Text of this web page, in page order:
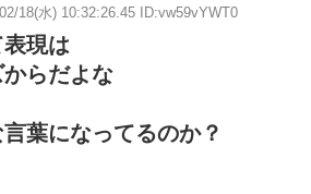
18(水) 10:32:26.45 ID:vw59vYWT0
表現は
らだよな
葉になってるのか？